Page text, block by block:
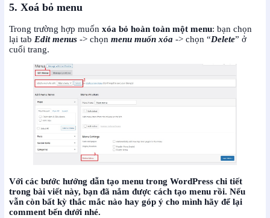
5. Xoá bỏ menu
Trong trường hợp muốn xóa bỏ hoàn toàn một menu: bạn chọn
lại tab Edit menus -> chọn menu muốn xóa -> chọn “Delete” ở
cuối trang.
Với các bước hướng dẫn tạo menu trong WordPress chi tiết
trong bài viết này, bạn đã nắm được cách tạo menu rồi. Nếu
vẫn còn bất kỳ thắc mắc nào hay góp ý cho mình hãy để lại
comment bến dưới nhé.